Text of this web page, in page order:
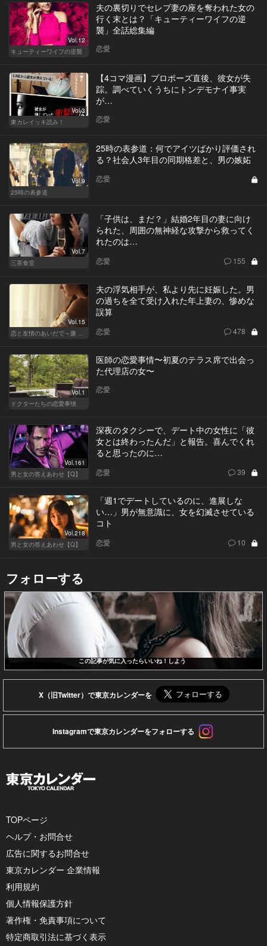
Vol.12
キューティーワイフの逆襲
夫の裏切りでセレブ妻の座を奪われた女の
行く末とは？「キューティーワイフの逆
襲」全話総集編
恋愛
Vol.3
東カレイッキ読み！
【4コマ漫画】プロポーズ直後、彼女が失
踪。調べていくうちにトンデモナイ事実
が…
恋愛
Vol.9
25時の表参道
25時の表参道：何でアイツばかり評価され
る？社会人3年目の同期格差と、男の嫉妬
恋愛
Vol.7
三茶食堂
「子供は、まだ？」結婚2年目の妻に向け
られた、周囲の無神経な攻撃から救ってく
れたのは…
恋愛 155
Vol.15
夫の浮気相手が、私より先に妊娠した。男
の過ちを全て受け入れた年上妻の、惨めな
誤算
恋愛 478
Vol.1
ドクターたちの恋愛事情
医師の恋愛事情〜初夏のテラス席で出会っ
た代理店の女〜
恋愛
Vol.161
男と女の答えあわせ【Q】
深夜のタクシーで、デート中の女性に「彼
女とは終わったんだ」と報告。喜んでくれ
ると思ったのに…
恋愛 39
Vol.218
男と女の答えあわせ【Q】
「週1でデートしているのに、進展しな
い…」男が無意識に、女を幻滅させている
コト
恋愛 10
フォローする
この記事が気に入ったらいいね！しよう
X（旧Twitter）で東京カレンダーを
Instagramで東京カレンダーをフォローする
TOPページ
ヘルプ・お問合せ
広告に関するお問合せ
東京カレンダー 企業情報
利用規約
個人情報保護方針
著作権・免責事項について
特定商取引法に基づく表示